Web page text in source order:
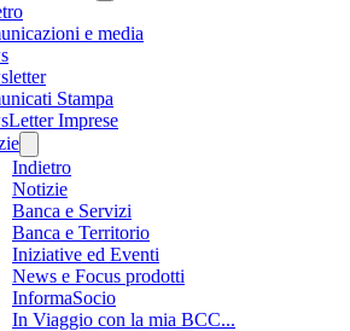
e media
Stampa
Imprese
Indietro
Notizie
Banca e Servizi
Banca e Territorio
Iniziative ed Eventi
News e Focus prodotti
InformaSocio
In Viaggio con la mia BCC...